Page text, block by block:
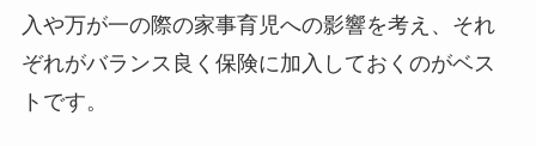
入や万が一の際の家事育児への影響を考え、それ
ぞれがバランス良く保険に加入しておくのがベス
トです。